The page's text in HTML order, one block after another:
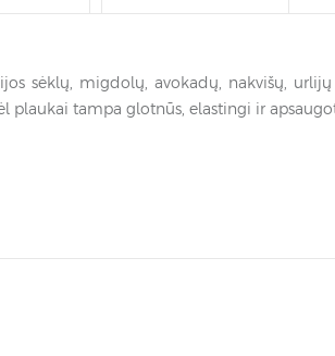
sėklų, migdolų, avokadų, nakvišų,
plaukai tampa glotnūs, elastingi ir